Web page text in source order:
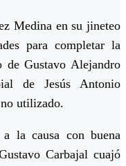
Medina en su jineteo
para completar la
de Gustavo Alejandro
de Jesús Antonio
utilizado.
la causa con buena
Carbajal cuajó